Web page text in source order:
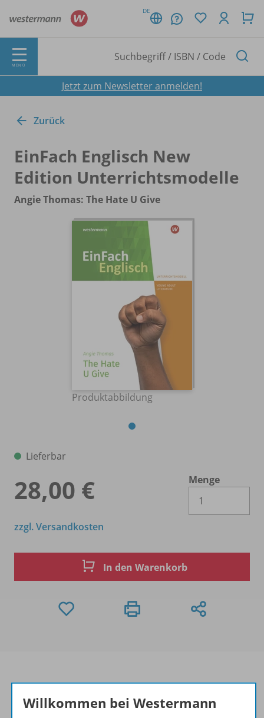
DE
MENÜ
Jetzt zum Newsletter anmelden!
Zurück
EinFach Englisch New
Edition Unterrichtsmodelle
Angie Thomas: The Hate U Give
Produktabbildung
Lieferbar
28,00 €
Menge
zzgl. Versandkosten
In den Warenkorb
Produktinformationen
Willkommen bei Westermann